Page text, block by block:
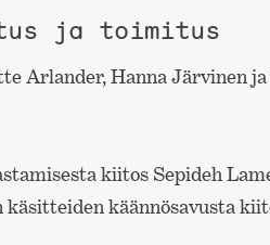
ja toimitus
Arlander, Hanna Järvinen
kiitos Sepideh
käsitteiden käännösavusta